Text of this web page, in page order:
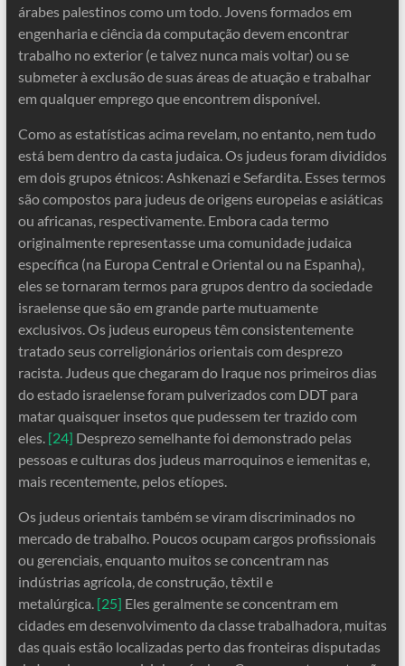
árabes palestinos como um todo. Jovens formados em
engenharia e ciência da computação devem encontrar
trabalho no exterior (e talvez nunca mais voltar) ou se
submeter à exclusão de suas áreas de atuação e trabalhar
em qualquer emprego que encontrem disponível.
Como as estatísticas acima revelam, no entanto, nem tudo
está bem dentro da casta judaica. Os judeus foram divididos
em dois grupos étnicos: Ashkenazi e Sefardita. Esses termos
são compostos para judeus de origens europeias e asiáticas
ou africanas, respectivamente. Embora cada termo
originalmente representasse uma comunidade judaica
específica (na Europa Central e Oriental ou na Espanha),
eles se tornaram termos para grupos dentro da sociedade
israelense que são em grande parte mutuamente
exclusivos. Os judeus europeus têm consistentemente
tratado seus correligionários orientais com desprezo
racista. Judeus que chegaram do Iraque nos primeiros dias
do estado israelense foram pulverizados com DDT para
matar quaisquer insetos que pudessem ter trazido com
eles. [24] Desprezo semelhante foi demonstrado pelas
pessoas e culturas dos judeus marroquinos e iemenitas e,
mais recentemente, pelos etíopes.
Os judeus orientais também se viram discriminados no
mercado de trabalho. Poucos ocupam cargos profissionais
ou gerenciais, enquanto muitos se concentram nas
indústrias agrícola, de construção, têxtil e
metalúrgica. [25] Eles geralmente se concentram em
cidades em desenvolvimento da classe trabalhadora, muitas
das quais estão localizadas perto das fronteiras disputadas